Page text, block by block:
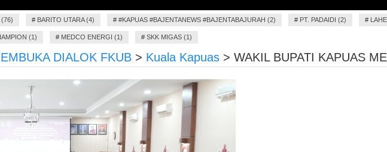
(76) # BARITO UTARA (4) # #KAPUAS #BAJENTANEWS #BAJENTABAJURAH (2) # PT. PADAIDI (2) #
(1) # MEDCO ENERGI (1) # SKK MIGAS (1)
DIALOK FKUB > Kuala Kapuas > WAKIL BUPATI KAPUAS